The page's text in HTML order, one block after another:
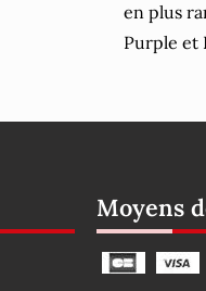
en plus
Purple et
Moyens